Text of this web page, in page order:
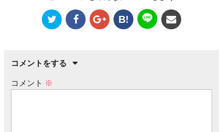
B!
コメントをする
コメント ※